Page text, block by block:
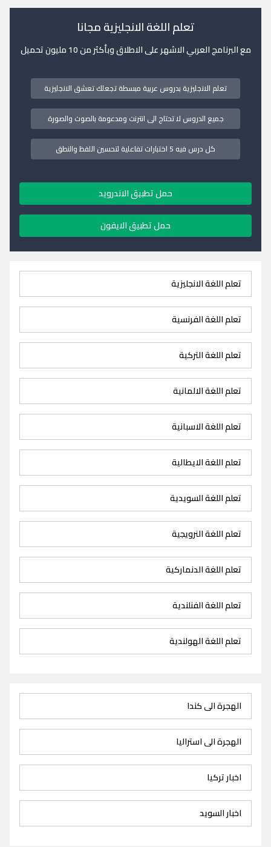
تعلم اللغة الانجليزية مجانا
مع البرنامج العربي الاشهر على الاطلاق وبأكثر من 10 مليون تحميل
تعلم الانجليزية بدروس عربية مبسطة تجعلك تعشق الانجليزية
جميع الدروس لا تحتاج الى انترنت ومدعومة بالصوت والصورة
كل درس فيه 5 اختبارات تفاعلية لتحسين اللفظ والنطق
حمل تطبيق الاندرويد
حمل تطبيق الايفون
تعلم اللغة الانجليزية
تعلم اللغة الفرنسية
تعلم اللغة التركية
تعلم اللغة الالمانية
تعلم اللغة الاسبانية
تعلم اللغة الايطالية
تعلم اللغة السويدية
تعلم اللغة النرويجية
تعلم اللغة الدنماركية
تعلم اللغة الفنلندية
تعلم اللغة الهولندية
الهجرة الى كندا
الهجرة الى استراليا
اخبار تركيا
اخبار السويد